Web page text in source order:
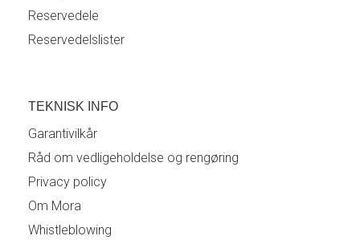
Reservedele
Reservedelslister
TEKNISK INFO
Garantivilkår
Råd om vedligeholdelse og rengøring
Privacy policy
Om Mora
Whistleblowing